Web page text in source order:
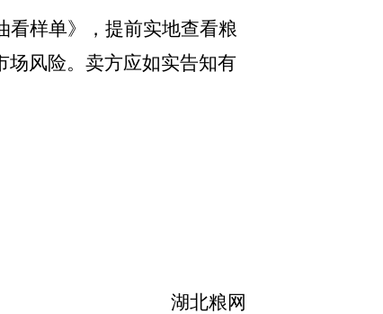
看样单》，提前实地查看粮
场风险。卖方应如实告知有
湖北粮网